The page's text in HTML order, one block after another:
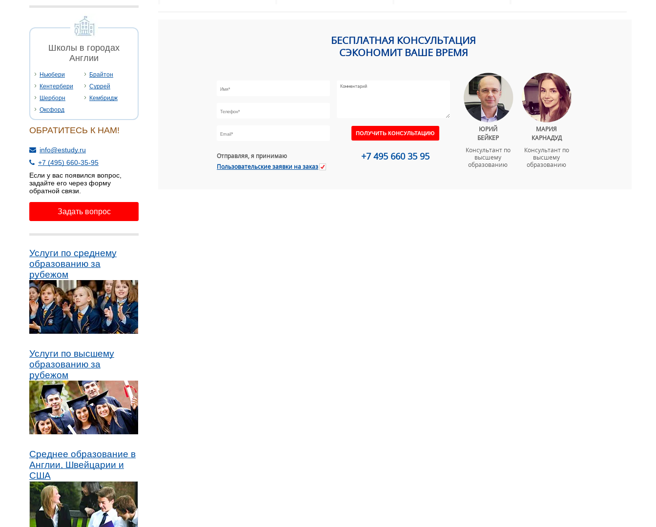
Школы в городах
Англии
Ньюбери
Брайтон
Кентербери
Суррей
Шерборн
Кембридж
Оксфорд
ОБРАТИТЕСЬ К НАМ!
info@estudy.ru
+7 (495) 660-35-95
Если у вас появился вопрос,
задайте его через форму
обратной связи.
Задать вопрос
Услуги по среднему
образованию за
рубежом
Услуги по высшему
образованию за
рубежом
Среднее образование в
Англии, Швейцарии и
США
БЕСПЛАТНАЯ КОНСУЛЬТАЦИЯ
СЭКОНОМИТ ВАШЕ ВРЕМЯ
Отправляя, я принимаю
Пользовательские заявки на заказ
+7 495 660 35 95
ЮРИЙ
БЕЙКЕР
Консультант по
высшему
образованию
МАРИЯ
КАРНАДУД
Консультант по
высшему
образованию